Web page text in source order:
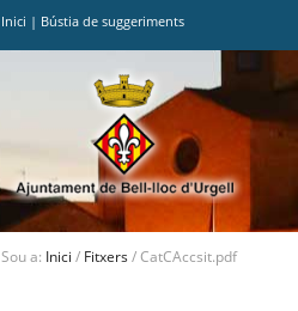
Inici | Bústia de suggeriments
Sou a: Inici / Fitxers/CatCAccsit.pdf